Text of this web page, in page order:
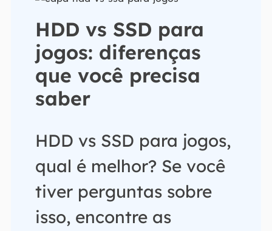
HDD vs SSD para
jogos: diferenças
que você precisa
saber
HDD vs SSD para jogos,
qual é melhor? Se você
tiver perguntas sobre
isso, encontre as